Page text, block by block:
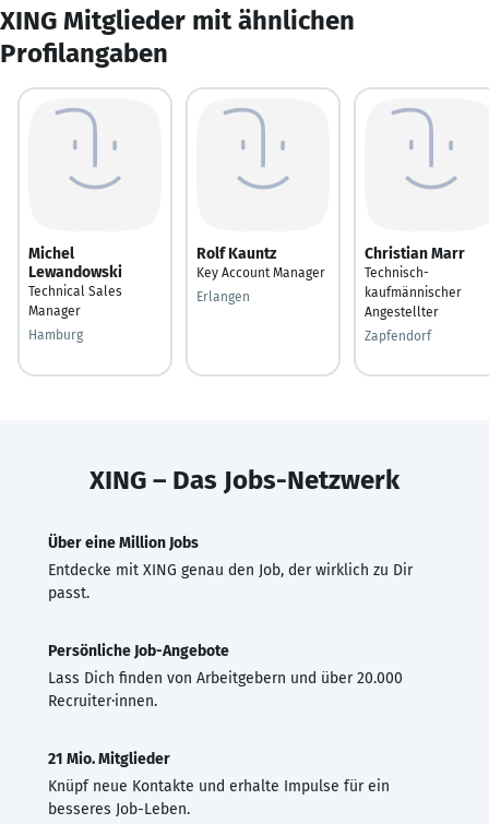
XING Mitglieder mit ähnlichen
Profilangaben
Michel
Lewandowski
Technical Sales
Manager
Hamburg
Rolf Kauntz
Key Account Manager
Erlangen
Christian Marr
Technisch-
kaufmännischer
Angestellter
Zapfendorf
XING – Das Jobs-Netzwerk
Über eine Million Jobs
Entdecke mit XING genau den Job, der wirklich zu Dir
passt.
Persönliche Job-Angebote
Lass Dich finden von Arbeitgebern und über 20.000
Recruiter·innen.
21 Mio. Mitglieder
Knüpf neue Kontakte und erhalte Impulse für ein
besseres Job-Leben.